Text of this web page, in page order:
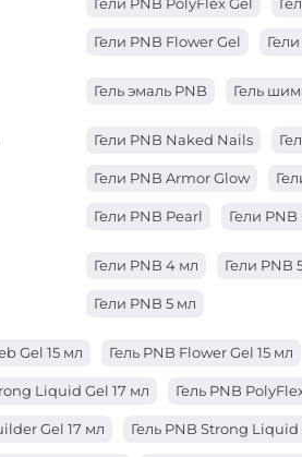
Гели PNB (голубой цвет)
Гели PNB PolyFlex Gel
Гели PNB Flower Gel
Гель эмаль PNB Гель
Гели PNB Naked Nails
Гели PNB Armor Glow
Гели PNB Pearl Гели
Гели PNB 4 мл Гели PNB
Гели PNB 5 мл
Gel 15 мл Гель PNB Flower Gel 15 мл
Liquid Gel 17 мл Гель PNB
Gel 17 мл Гель PNB Strong Liquid